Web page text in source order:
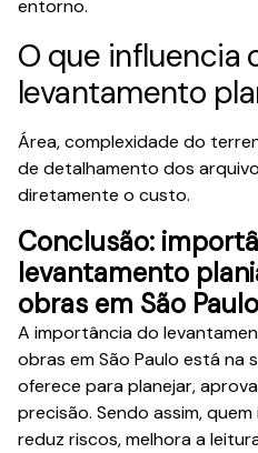
entorno.
O que influencia
levantamento
Área, complexidade do
de detalhamento dos
diretamente o custo.
Conclusão:
levantamento
obras em São Paulo
A importância do
obras em São Paulo está na
oferece para planejar,
precisão. Sendo assim,
reduz riscos, melhora a